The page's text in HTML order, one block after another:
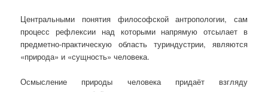
Центральными понятия философской антропологии, сам
процесс рефлексии над которыми напрямую отсылает в
предметно-практическую область туриндустрии, являются
«природа» и «сущность» человека.
Осмысление природы человека придаёт взгляду